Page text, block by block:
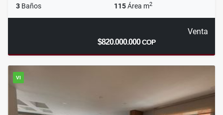
3 Baños 115Área m2
Venta
$820.000.000COP
VI